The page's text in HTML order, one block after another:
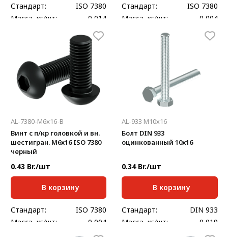
Стандарт:
ISO 7380
Масса, кг/шт:
0,014
16;
Стандарт:
ISO 7380
Масса, кг/шт:
0,004
4;
AL-7380-M6x16-В
Винт с п/кр головкой и вн.
шестигран. М6x16 ISO 7380
черный
0.43 Br./шт
В корзину
Стандарт:
ISO 7380
Масса, кг/шт:
0,004
16;
AL-933 M10х16
Болт DIN 933
оцинкованный 10х16
0.34 Br./шт
В корзину
Стандарт:
DIN 933
Масса, кг/шт:
0,019
16;